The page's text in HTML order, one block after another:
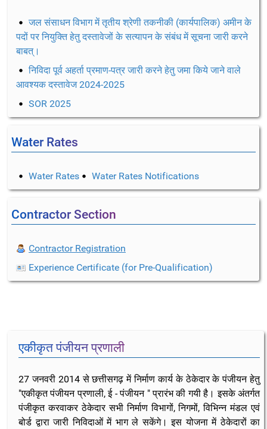
जल संसाधन विभाग में तृतीय श्रेणी तकनीकी (कार्यपालिक) अमीन के
पदों पर नियुक्ति हेतु दस्तावेजों के सत्यापन के संबंध में सूचना जारी करने
बाबत्।
निविदा पूर्व अहर्ता प्रमाण-पत्र जारी करने हेतु जमा किये जाने वाले
आवश्यक दस्तावेज 2024-2025
SOR 2025
Water Rates
Water Rates Water Rates Notifications
Contractor Section
Contractor Registration
Experience Certificate (for Pre-Qualification)
एकीकृत पंजीयन प्रणाली
27 जनवरी 2014 से छत्तीसगढ़ में निर्माण कार्य के ठेकेदार के पंजीयन हेतु
"एकीकृत पंजीयन प्रणाली, ई - पंजीयन " प्रारंभ की गयी है। इसके अंतर्गत
पंजीकृत करवाकर ठेकेदार सभी निर्माण विभागों, निगमों, विभिन्न मंडल एवं
बोर्ड द्वारा जारी निविदाओं में भाग ले सकेंगे। इस योजना में ठेकेदारों का